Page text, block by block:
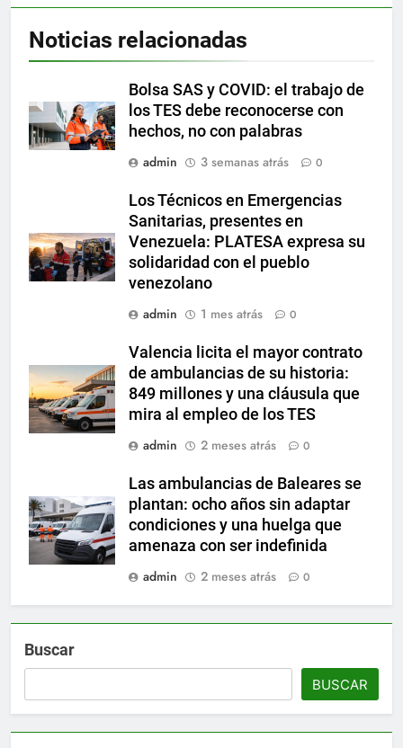
Noticias relacionadas
Bolsa SAS y COVID: el trabajo de
los TES debe reconocerse con
hechos, no con palabras
admin
3 semanas atrás 0
Los Técnicos en Emergencias
Sanitarias, presentes en
Venezuela: PLATESA expresa su
solidaridad con el pueblo
venezolano
admin
1 mes atrás 0
Valencia licita el mayor contrato
de ambulancias de su historia:
849 millones y una cláusula que
mira al empleo de los TES
admin
2 meses atrás 0
Las ambulancias de Baleares se
plantan: ocho años sin adaptar
condiciones y una huelga que
amenaza con ser indefinida
admin
2 meses atrás 0
Buscar
BUSCAR